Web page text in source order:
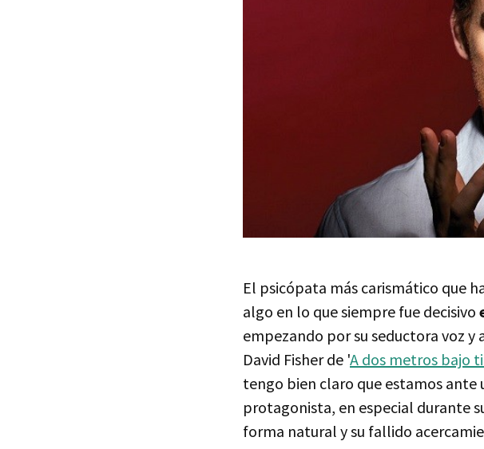
El psicópata más carismático que
algo en lo que siempre fue decisivo
empezando por su seductora voz
David Fisher de 'A dos metros bajo
tengo bien claro que estamos ante
protagonista, en especial durante
forma natural y su fallido